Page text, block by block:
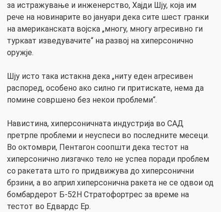
за истражување и инженерство, Хајди Шју, која им
рече на новинарите во јануари дека сите шест гранки
на американската војска „многу, многу агресивно ги
туркаат изведувачите“ на развој на хиперсонично
оружје.
Шју исто така истакна дека „ниту еден агресивен
распоред, особено ако силно ги притискате, нема да
помине совршено без некои проблеми“.
Навистина, хиперсоничната индустрија во САД
претрпе проблеми и неуспеси во последните месеци.
Во октомври, Пентагон соопшти дека тестот на
хиперсонично лизгачко тело не успеа поради проблем
со ракетата што го придвижува до хиперсонични
брзини, а во април хиперсонична ракета не се одвои од
бомбардерот Б-52Н Стратофортрес за време на
тестот во Едвардс Ер.